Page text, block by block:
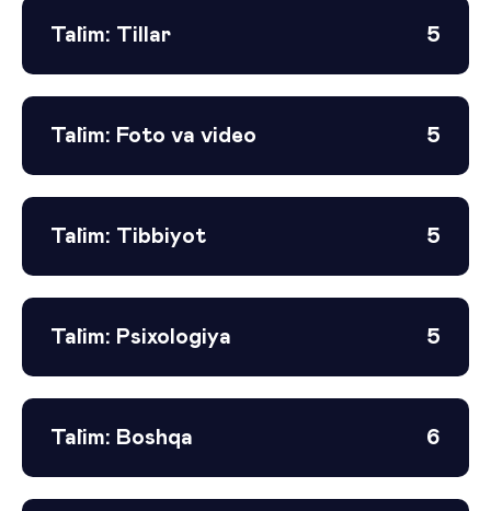
Ta`lim: Tillar 5
Ta`lim: Foto va video 5
Ta`lim: Tibbiyot 5
Ta`lim: Psixologiya 5
Ta`lim: Boshqa 6